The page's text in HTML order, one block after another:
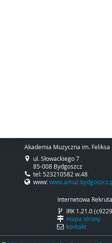
Akademia Muzyczna im.
ul. Słowackiego 7
85-008 Bydgoszcz
tel: 523210582 w.48
www:
Internetowa
IRK 1.21.0
mapa strony
kontakt